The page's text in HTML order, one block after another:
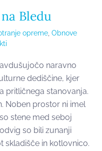
Bledu
opreme,Obnove
naravno
dediščine, kjer
pritličnega stanovanja.
Noben prostor ni imel
stene med seboj
so bili zunanji
skladišče in kotlovnico.